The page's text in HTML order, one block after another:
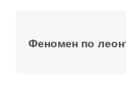
Феномен по